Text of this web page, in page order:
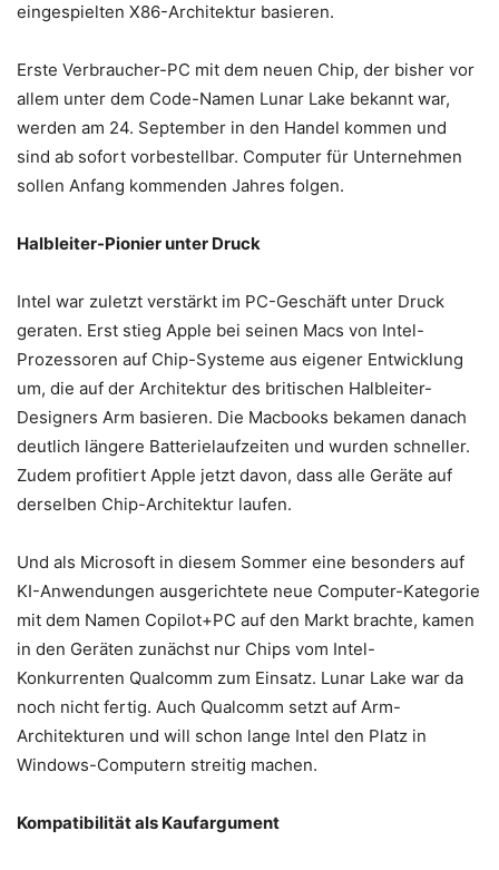
eingespielten X86-Architektur basieren.
Erste Verbraucher-PC mit dem neuen Chip, der bisher vor
allem unter dem Code-Namen Lunar Lake bekannt war,
werden am 24. September in den Handel kommen und
sind ab sofort vorbestellbar. Computer für Unternehmen
sollen Anfang kommenden Jahres folgen.
Halbleiter-Pionier unter Druck
Intel war zuletzt verstärkt im PC-Geschäft unter Druck
geraten. Erst stieg Apple bei seinen Macs von Intel-
Prozessoren auf Chip-Systeme aus eigener Entwicklung
um, die auf der Architektur des britischen Halbleiter-
Designers Arm basieren. Die Macbooks bekamen danach
deutlich längere Batterielaufzeiten und wurden schneller.
Zudem profitiert Apple jetzt davon, dass alle Geräte auf
derselben Chip-Architektur laufen.
Und als Microsoft in diesem Sommer eine besonders auf
KI-Anwendungen ausgerichtete neue Computer-Kategorie
mit dem Namen Copilot+PC auf den Markt brachte, kamen
in den Geräten zunächst nur Chips vom Intel-
Konkurrenten Qualcomm zum Einsatz. Lunar Lake war da
noch nicht fertig. Auch Qualcomm setzt auf Arm-
Architekturen und will schon lange Intel den Platz in
Windows-Computern streitig machen.
Kompatibilität als Kaufargument